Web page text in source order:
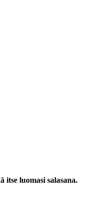
itse luomasi salasana.